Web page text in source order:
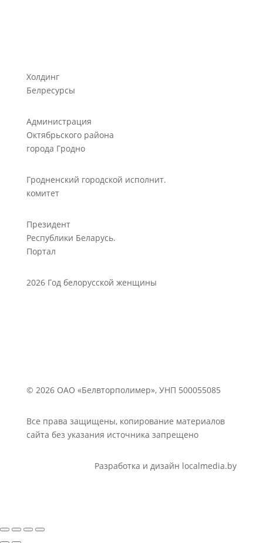
Холдинг
Белресурсы
Администрация
Октябрьского района
города Гродно
Гродненский городской исполнит.
комитет
Президент
Республики Беларусь.
Портал
2026 Год белорусской женщины
© 2026 ОАО «Белвторполимер», УНП 500055085
Все права защищены, копирование материалов
сайта без указания источника запрещено
Разработка и дизайн localmedia.by